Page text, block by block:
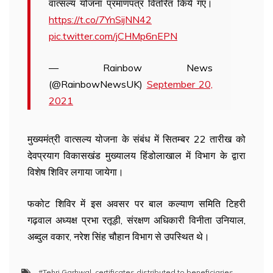
वात्सल्य योजना प्रमाणपत्र वितरित किये गए।
https://t.co/7YnSijNN42
pic.twitter.com/jCHMp6nEPN
— Rainbow News
(@RainbowNewsUK) September 20,
2021
मुख्यमंत्री वात्सल्य योजना के संबंध में सितम्बर 22 तारीख को
देवप्रयाग विकासखंड मुख्यालय हिंडोलाखाल में विभाग के द्वारा
विशेष शिविर लगाया जायेगा।
फकोट शिविर में इस अवसर पर बाल कल्याण समिति टिहरी
गढ़वाल अध्यक्ष प्रभा रतूड़ी, संरक्षण अधिकारी विनीता उनियाल,
अब्दुल वकार, नरेश सिंह चौहान विभाग से उपस्थित थे।